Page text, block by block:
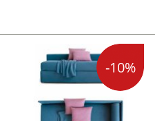
-10%